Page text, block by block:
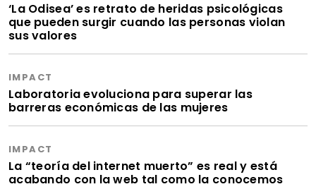
‘La Odisea’ es retrato de heridas psicológicas
que pueden surgir cuando las personas violan
sus valores
IMPACT
Laboratoria evoluciona para superar las
barreras económicas de las mujeres
IMPACT
La “teoría del internet muerto” es real y está
acabando con la web tal como la conocemos